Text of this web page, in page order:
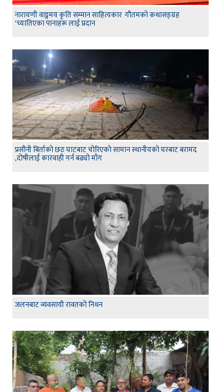
नारायणी वाङ्गमय कृति सम्मान साहित्यकार गौतमको कथासङ्ग्रह
‘च्यातिएका पानाहरू लाई प्रदान
प्रसौनी बिर्ताको छठ घाटबाट चोरिएको सामान स्थानीयको घरबाट बरामद
,दोषीलाई कारवाही गर्न बढ्यो माँग
जलनबाट व्यवसायी रावतको निधन